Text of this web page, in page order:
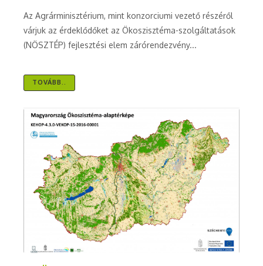
Az Agrárminisztérium, mint konzorciumi vezető részéről
várjuk az érdeklődőket az Ökoszisztéma-szolgáltatások
(NÖSZTÉP) fejlesztési elem zárórendezvény...
TOVÁBB..